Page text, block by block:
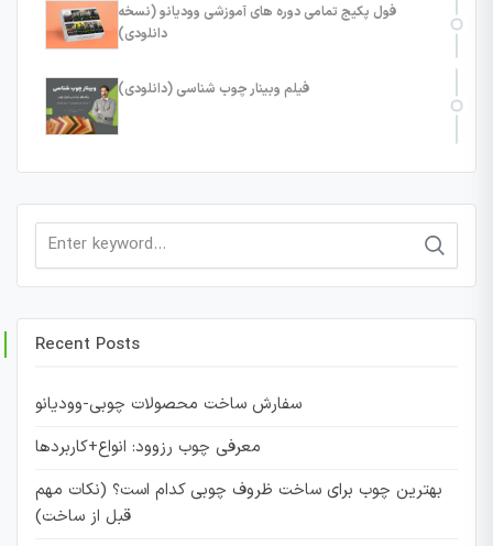
فول پکیج تمامی دوره های آموزشی وودیانو (نسخه
دانلودی)
فیلم وبینار چوب شناسی (دانلودی)
Search
Recent Posts
سفارش ساخت محصولات چوبی-وودیانو
معرفی چوب رزوود: انواع+کاربردها
بهترین چوب برای ساخت ظروف چوبی کدام است؟ (نکات مهم
قبل از ساخت)